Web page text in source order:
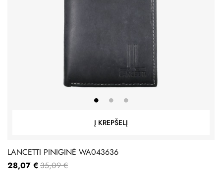
Į KREPŠELĮ
LANCETTI PINIGINĖ WA043636
28,07 € 35,09 €